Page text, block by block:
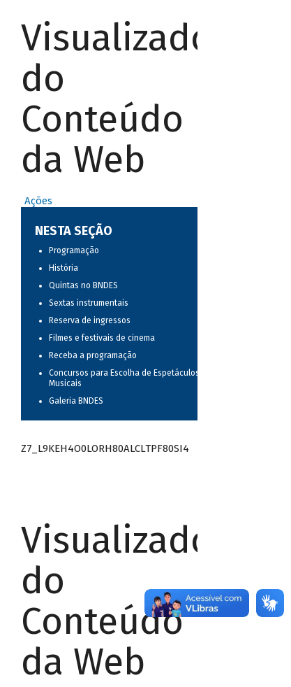
Visualizador
do
Conteúdo
da Web
Ações
NESTA SEÇÃO
Programação
História
Quintas no BNDES
Sextas instrumentais
Reserva de ingressos
Filmes e festivais de cinema
Receba a programação
Concursos para Escolha de Espetáculos
Musicais
Galeria BNDES
Z7_L9KEH4O0LORH80ALCLTPF80SI4
Visualizador
do
Conteúdo
da Web